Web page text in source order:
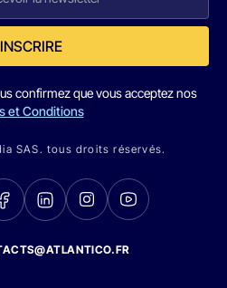
confirmez que vous acceptez nos
et Conditions
SAS. tous droits réservés.